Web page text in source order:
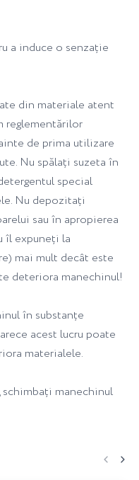
a induce o senzație
din materiale atent
reglementărilor
de prima utilizare
Nu spălați suzeta în
special
Nu depozitați
sau în apropierea
îl expuneți la
mai mult decât este
deteriora manechinul!
în substanțe
acest lucru poate
materialele.
manechinul